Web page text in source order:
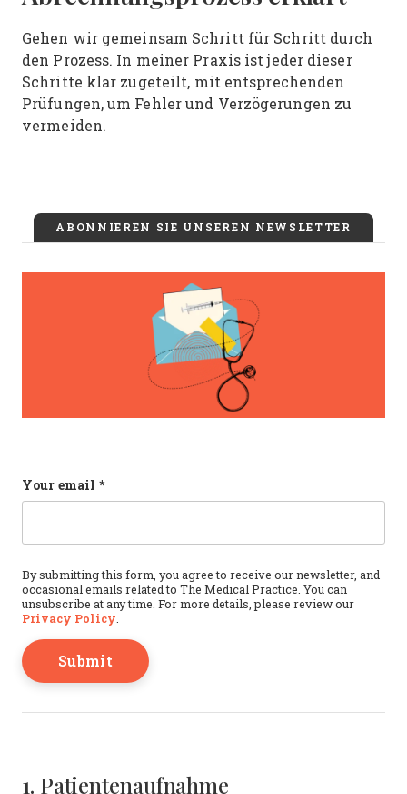
Gehen wir gemeinsam Schritt für Schritt durch
den Prozess. In meiner Praxis ist jeder dieser
Schritte klar zugeteilt, mit entsprechenden
Prüfungen, um Fehler und Verzögerungen zu
vermeiden.
ABONNIEREN SIE UNSEREN NEWSLETTER
Comments
Your email *
By submitting this form, you agree to receive our newsletter, and
occasional emails related to The Medical Practice. You can
unsubscribe at any time. For more details, please review our
Privacy Policy.
1. Patientenaufnahme